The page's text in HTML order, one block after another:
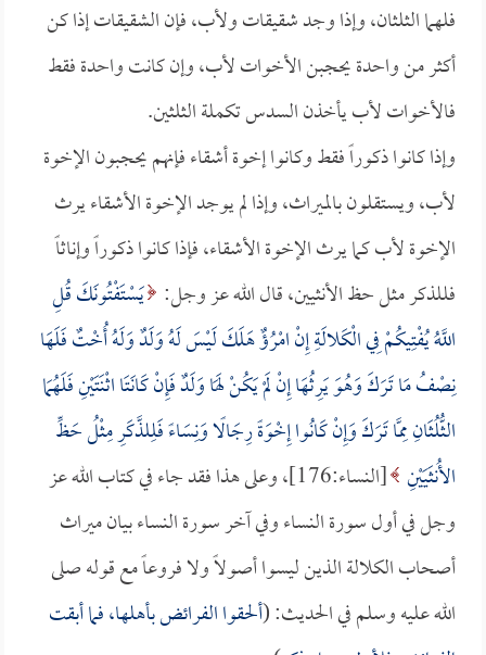
فلهما الثلثان، وإذا وجد شقيقات ولأب، فإن الشقيقات إذا كن
أكثر من واحدة يحجبن الأخوات لأب، وإن كانت واحدة فقط
فالأخوات لأب يأخذن السدس تكملة الثلثين.
وإذا كانوا ذكوراً فقط وكانوا إخوة أشقاء فإنهم يحجبون الإخوة
لأب، ويستقلون بالميراث، وإذا لم يوجد الإخوة الأشقاء يرث
الإخوة لأب كما يرث الإخوة الأشقاء، فإذا كانوا ذكوراً وإناثاً
فللذكر مثل حظ الأنثيين، قال الله عز وجل: يَسْتَفْتُونَكَ قُلِ
اللَّهُ يُفْتِيكُمْ فِي الْكَلالَةِ إِنْ امْرُؤٌ هَلَكَ لَيْسَ لَهُ وَلَدٌ وَلَهُ أُخْتٌ فَلَهَا
نِصْفُ مَا تَرَكَ وَهُوَ يَرِثُهَا إِنْ لَمْ يَكُنْ لَهَا وَلَدٌ فَإِنْ كَانَتَا اثْنَتَيْنِ فَلَهُمَا
الثُّلُثَانِ مِمَّا تَرَكَ وَإِنْ كَانُوا إِخْوَةً رِجَالًا وَنِسَاءً فَلِلذَّكَرِ مِثْلُ حَظِّ
الأُنثَيَيْنِ
[النساء:176]، وعلى هذا فقد جاء في كتاب الله عز
وجل في أول سورة النساء وفي آخر سورة النساء بيان ميراث
أصحاب الكلالة الذين ليسوا أصولاً ولا فروعاً مع قوله صلى
الله عليه وسلم في الحديث: (ألحقوا الفرائض بأهلها، فما أبقت